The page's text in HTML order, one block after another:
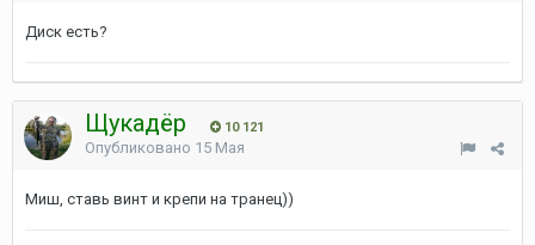
Диск есть?
Щукадёр 10 121
Опубликовано 15 Мая
Миш, ставь винт и крепи на транец))